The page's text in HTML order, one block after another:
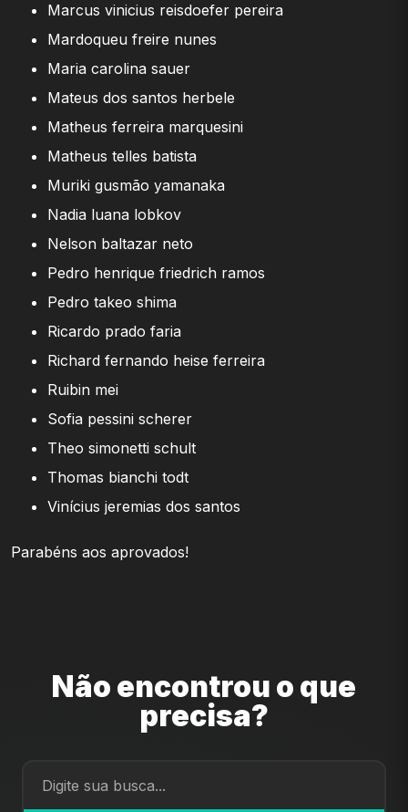
Marcus vinicius reisdoefer pereira
Mardoqueu freire nunes
Maria carolina sauer
Mateus dos santos herbele
Matheus ferreira marquesini
Matheus telles batista
Muriki gusmão yamanaka
Nadia luana lobkov
Nelson baltazar neto
Pedro henrique friedrich ramos
Pedro takeo shima
Ricardo prado faria
Richard fernando heise ferreira
Ruibin mei
Sofia pessini scherer
Theo simonetti schult
Thomas bianchi todt
Vinícius jeremias dos santos
Parabéns aos aprovados!
Não encontrou o que
precisa?